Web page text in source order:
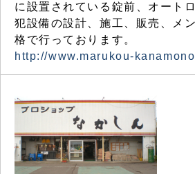
に設置されている錠前、オート
犯設備の設計、施工、販売、メ
格で行っております。
http://www.marukou-